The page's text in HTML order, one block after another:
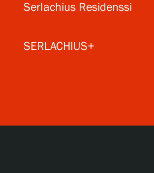
Serlachius Residenssi
SERLACHIUS+